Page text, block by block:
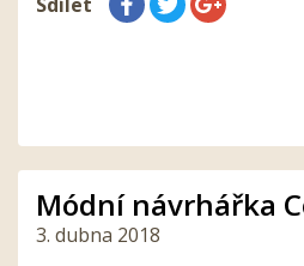
Módní návrhářka
3. dubna 2018